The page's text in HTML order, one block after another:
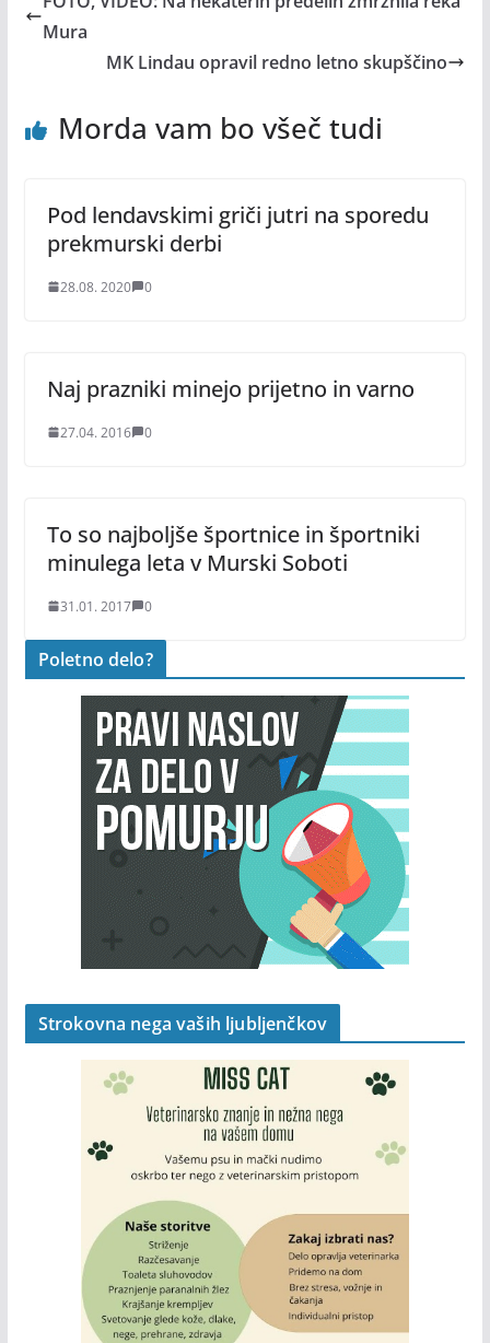
Mura
MK Lindau opravil redno letno skupščino
Morda vam bo všeč tudi
Pod lendavskimi griči jutri na sporedu
prekmurski derbi
28.08. 2020 0
Naj prazniki minejo prijetno in varno
27.04. 2016 0
To so najboljše športnice in športniki
minulega leta v Murski Soboti
31.01. 2017 0
Poletno delo?
Strokovna nega vaših ljubljenčkov